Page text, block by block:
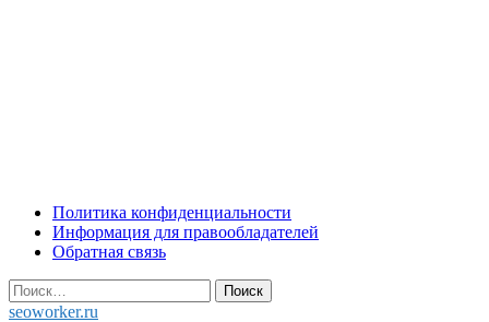
Skip
content
Политика конфиденциальности
Информация для правообладателей
Обратная связь
Найти:
seoworker.ru